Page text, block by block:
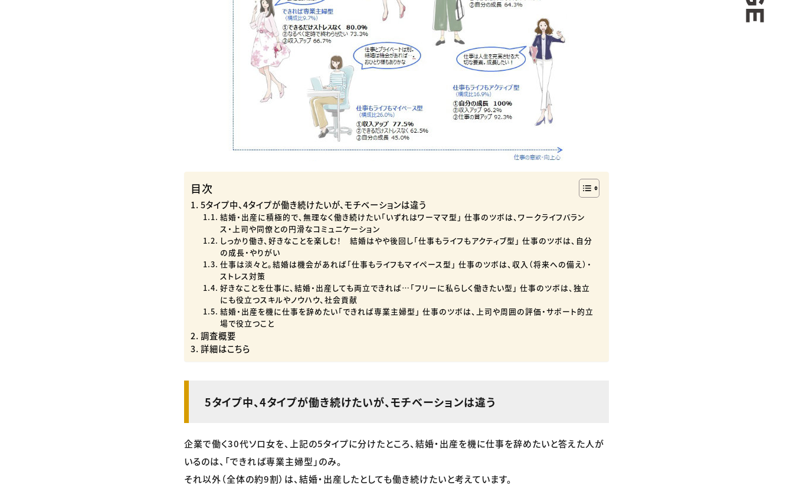
目次
5タイプ中、4タイプが働き続けたいが、モチベーションは違う
結婚・出産に積極的で、無理なく働き続けたい「いずれはワーママ型」 仕事のツボは、ワークライフバラン
ス・上司や同僚との円滑なコミュニケーション
しっかり働き、好きなことを楽しむ！ 結婚はやや後回し「仕事もライフもアクティブ型」 仕事のツボは、自分
の成長・やりがい
仕事は淡々と。結婚は機会があれば「仕事もライフもマイペース型」 仕事のツボは、収入（将来への備え）・
ストレス対策
好きなことを仕事に、結婚・出産しても両立できれば…「フリーに私らしく働きたい型」 仕事のツボは、独立
にも役立つスキルやノウハウ、社会貢献
結婚・出産を機に仕事を辞めたい「できれば専業主婦型」 仕事のツボは、上司や周囲の評価・サポート的立
場で役立つこと
調査概要
詳細はこちら
5タイプ中、4タイプが働き続けたいが、モチベーションは違う
企業で働く30代ソロ女を、上記の5タイプに分けたところ、結婚・出産を機に仕事を辞めたいと答えた人が
いるのは、「できれば専業主婦型」のみ。
それ以外（全体の約9割）は、結婚・出産したとしても働き続けたいと考えています。